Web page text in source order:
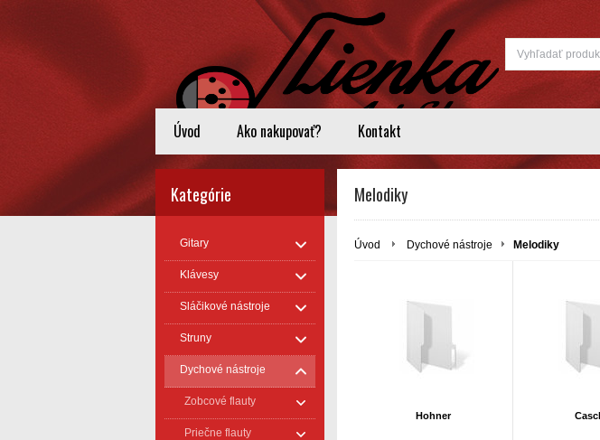
Úvod Ako nakupovať? Kontakt
Kategórie
Gitary
Klávesy
Sláčikové nástroje
Struny
Dychové nástroje
Zobcové flauty
Priečne flauty
Melodiky
Úvod Dychové nástroje Melodiky
Hohner